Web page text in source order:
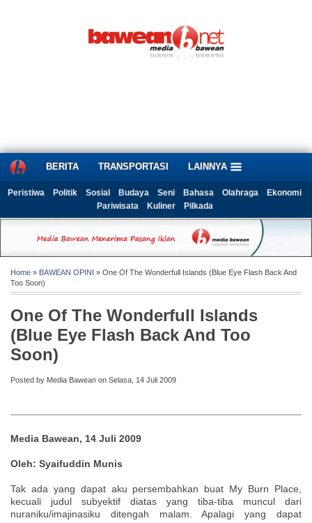
BERITA TRANSPORTASI LAINNYA
Peristiwa Politik Sosial Budaya Seni Bahasa Olahraga
Ekonomi
Pariwisata
Kuliner Pilkada
Home » BAWEAN OPINI » One Of The Wonderfull Islands (Blue Eye Flash Back And
Too Soon)
One Of The Wonderfull Islands
(Blue Eye Flash Back And Too
Soon)
Posted by Media Bawean on Selasa, 14 Juli 2009
Media Bawean, 14 Juli 2009
Oleh: Syaifuddin Munis
Tak ada yang dapat aku persembahkan buat My Burn Place,
kecuali judul subyektif diatas yang tiba-tiba muncul dari
nuraniku/imajinasiku ditengah malam. Apalagi yang dapat